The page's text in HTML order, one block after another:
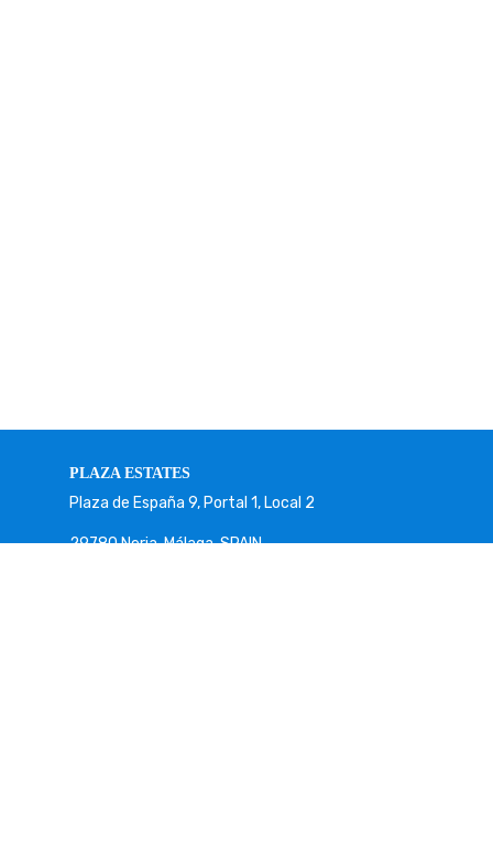
PLAZA ESTATES
Plaza de España 9, Portal 1, Local 2
29780 Nerja. Málaga. SPAIN.